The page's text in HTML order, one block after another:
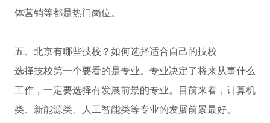
体营销等都是热门岗位。
五、北京有哪些技校？如何选择适合自己的技校
选择技校第一个要看的是专业。专业决定了将来从事什么
工作，一定要选择有发展前景的专业。目前来看，计算机
类、新能源类、人工智能类等专业的发展前景最好。